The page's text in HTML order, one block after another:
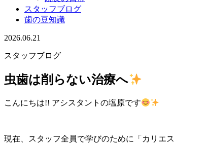
スタッフブログ
歯の豆知識
2026.06.21
スタッフブログ
虫歯は削らない治療へ
こんにちは!! アシスタントの塩原です
現在、スタッフ全員で学びのために「カリエス